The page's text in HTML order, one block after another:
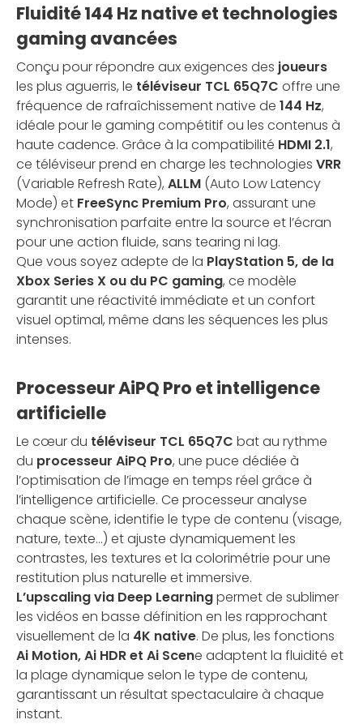
Fluidité 144 Hz native et technologies
gaming avancées
Conçu pour répondre aux exigences des joueurs
les plus aguerris, le téléviseur TCL 65Q7C offre une
fréquence de rafraîchissement native de 144 Hz,
idéale pour le gaming compétitif ou les contenus à
haute cadence. Grâce à la compatibilité HDMI 2.1,
ce téléviseur prend en charge les technologies VRR
(Variable Refresh Rate), ALLM (Auto Low Latency
Mode) et FreeSync Premium Pro, assurant une
synchronisation parfaite entre la source et l’écran
pour une action fluide, sans tearing ni lag.
Que vous soyez adepte de la PlayStation 5, de la
Xbox Series X ou du PC gaming, ce modèle
garantit une réactivité immédiate et un confort
visuel optimal, même dans les séquences les plus
intenses.
Processeur AiPQ Pro et intelligence
artificielle
Le cœur du téléviseur TCL 65Q7C bat au rythme
du processeur AiPQ Pro, une puce dédiée à
l’optimisation de l’image en temps réel grâce à
l’intelligence artificielle. Ce processeur analyse
chaque scène, identifie le type de contenu (visage,
nature, texte…) et ajuste dynamiquement les
contrastes, les textures et la colorimétrie pour une
restitution plus naturelle et immersive.
L’upscaling via Deep Learningpermet de sublimer
les vidéos en basse définition en les rapprochant
visuellement de la 4K native. De plus, les fonctions
Ai Motion, Ai HDR et Ai Scene adaptent la fluidité et
la plage dynamique selon le type de contenu,
garantissant un résultat spectaculaire à chaque
instant.